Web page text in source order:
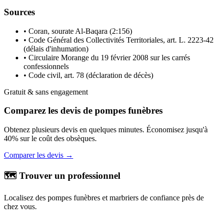
Sources
• Coran, sourate Al-Baqara (2:156)
• Code Général des Collectivités Territoriales, art. L. 2223-42
(délais d'inhumation)
• Circulaire Morange du 19 février 2008 sur les carrés
confessionnels
• Code civil, art. 78 (déclaration de décès)
Gratuit & sans engagement
Comparez les devis de pompes funèbres
Obtenez plusieurs devis en quelques minutes. Économisez jusqu'à
40% sur le coût des obsèques.
Comparer les devis →
🗺️ Trouver un professionnel
Localisez des pompes funèbres et marbriers de confiance près de
chez vous.